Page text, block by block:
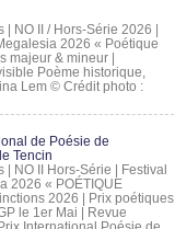
NO II / Hors-Série 2026 |
2026 « Poétique
majeur & mineur |
Poème historique,
Lem © Crédit photo :
de Poésie de
Tencin
| NO II Hors-Série | Festival
2026 « POÉTIQUE
2026 | Prix poétiques
le 1er Mai | Revue